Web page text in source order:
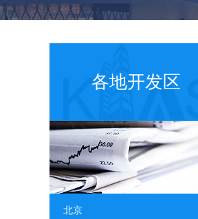
各地开发区
北京